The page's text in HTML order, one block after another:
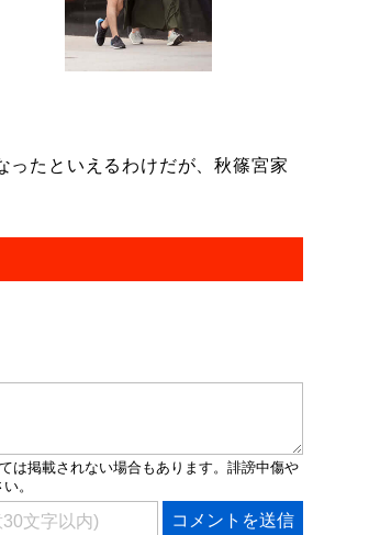
ったといえるわけだが、秋篠宮家